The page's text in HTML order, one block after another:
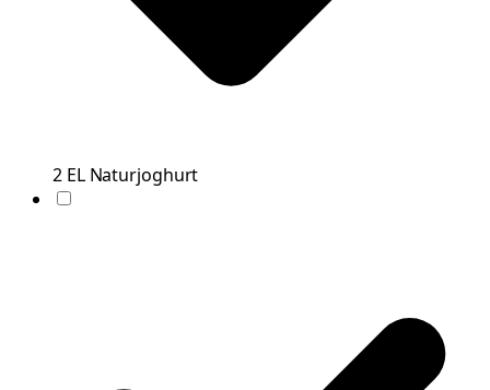
2 EL Naturjoghurt